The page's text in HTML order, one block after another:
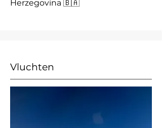
Herzegovina 🇧🇦
Vluchten